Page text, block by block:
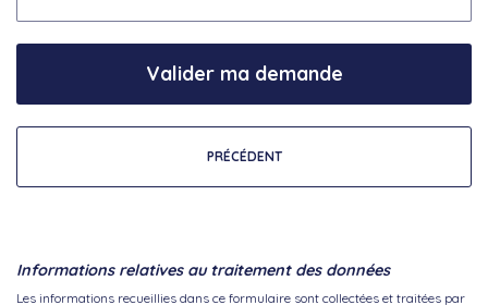
PRÉCÉDENT
Valider ma demande
Informations relatives au traitement des données
Les informations recueillies dans ce formulaire sont collectées et traitées par